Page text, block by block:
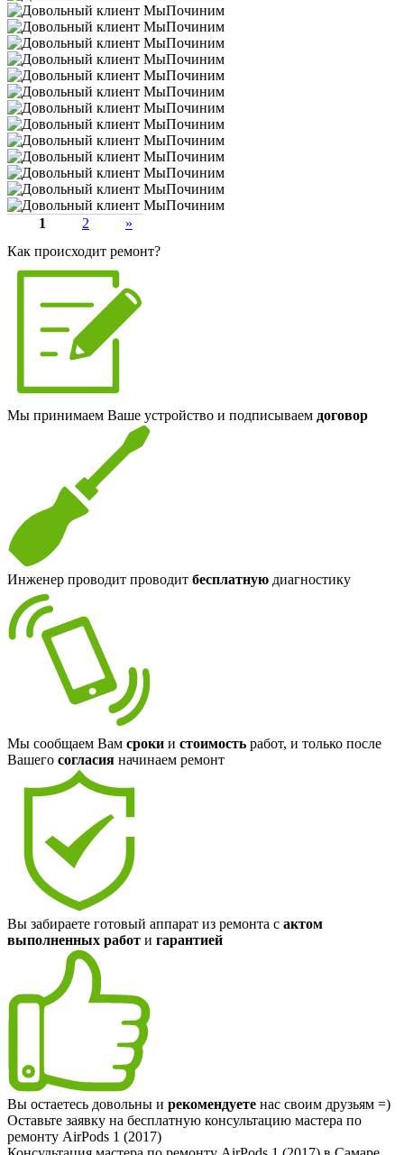
1 2
»
Как происходит ремонт?
Мы принимаем Ваше устройство и подписываем договор
Инженер проводит проводит бесплатную диагностику
Мы сообщаем Вам сроки и стоимость работ, и только после
Вашего согласия начинаем ремонт
Вы забираете готовый аппарат из ремонта с актом
выполненных работ и гарантией
Вы остаетесь довольны и рекомендуете нас своим друзьям =)
Оставьте заявку на бесплатную консультацию мастера по
ремонту AirPods 1 (2017)